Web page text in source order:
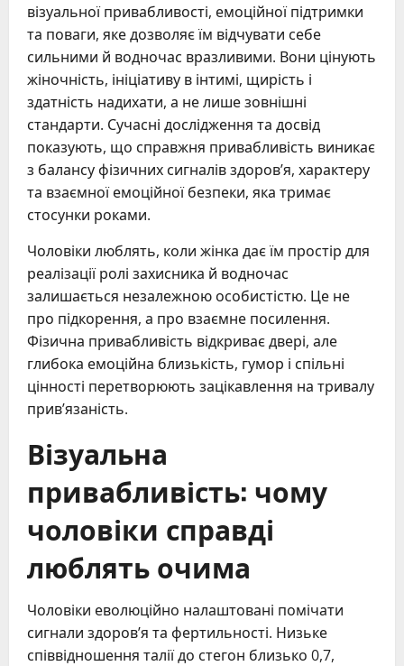
візуальної привабливості, емоційної підтримки
та поваги, яке дозволяє їм відчувати себе
сильними й водночас вразливими. Вони цінують
жіночність, ініціативу в інтимі, щирість і
здатність надихати, а не лише зовнішні
стандарти. Сучасні дослідження та досвід
показують, що справжня привабливість виникає
з балансу фізичних сигналів здоров’я, характеру
та взаємної емоційної безпеки, яка тримає
стосунки роками.
Чоловіки люблять, коли жінка дає їм простір для
реалізації ролі захисника й водночас
залишається незалежною особистістю. Це не
про підкорення, а про взаємне посилення.
Фізична привабливість відкриває двері, але
глибока емоційна близькість, гумор і спільні
цінності перетворюють зацікавлення на тривалу
прив’язаність.
Візуальна
привабливість: чому
чоловіки справді
люблять очима
Чоловіки еволюційно налаштовані помічати
сигнали здоров’я та фертильності. Низьке
співвідношення талії до стегон близько 0,7,